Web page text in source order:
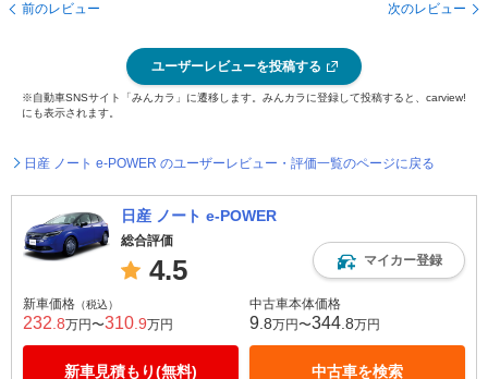
前のレビュー 次のレビュー
ユーザーレビューを投稿する
※自動車SNSサイト「みんカラ」に遷移します。みんカラに登録して投稿すると、carview!
にも表示されます。
日産 ノート e-POWER のユーザーレビュー・評価一覧のページに戻る
日産 ノート e-POWER
総合評価
4.5 マイカー登録
新車価格 （税込）
232 .8万円〜310 .9万円
新車見積もり(無料)
中古車本体価格
9 .8万円〜344 .8万円
中古車を検索